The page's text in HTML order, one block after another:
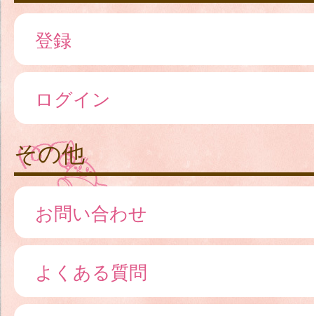
登録
ログイン
その他
お問い合わせ
よくある質問